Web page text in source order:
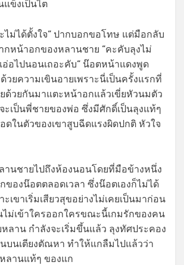
ข็งเป็นไต
ไม่ได้ตั้งใจ“ ปากบอกขอโทษ แต่มือกลับ
กหน้าอกของหลานชาย “คะคับลุงไม่
อ่อไปนอนเถอะคับ“ น๊อตหน้าแดงพูด
วยความเขินอายเพราะนี่เป็นครั้งแรกที่
ด้วยกันมาแตะหน้าอกแล้วเขี่ยหัวนมตัว
ะเป็นพี่ชายของพ่อ ซึ่งมีศักดิ์เป็นลุงแท้ๆ
ดในตัวของเขาสูบฉีดแรงผิดปกติ หัวใจ
านชายไปถึงห้องนอนโดยที่มือข้างหนึ่ง
ของน๊อตตลอดเวลา ซึ่งน๊อตเองก็ไม่ได้
เขาเริ่มเสียวสุขอย่างไม่เคยเป็นมาก่อน
ม่เข้าใครออกใครขณะนี้เกมรักของคน
ลาน กำลังจะเริ่มขึ้นแล้ว ลุงทัศประคอง
บนเตียงตัณหา ทำให้แกลืมไปแล้วว่า
ลานแท้ๆ ของแก